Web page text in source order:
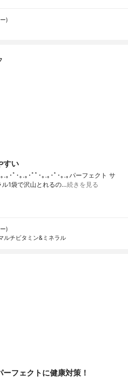
)
すい
.｡･ﾟ･｡.｡･ﾟﾟ･｡.｡･ﾟ･｡.｡パーフェクト サ
1袋で沢山とれるの…続きを見る
)
ルチビタミン&ミネラル
フェクトに健康対策！